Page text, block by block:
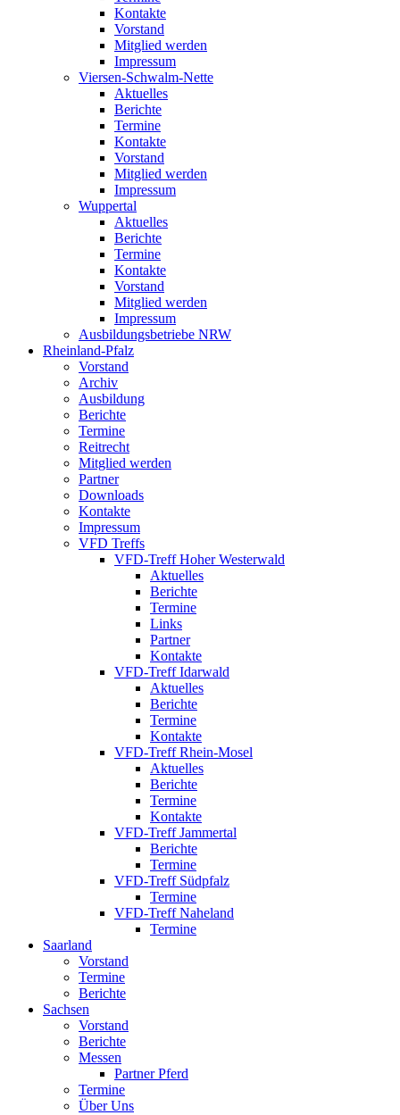
Kontakte
Vorstand
Mitglied werden
Impressum
Viersen-Schwalm-Nette
Aktuelles
Berichte
Termine
Kontakte
Vorstand
Mitglied werden
Impressum
Wuppertal
Aktuelles
Berichte
Termine
Kontakte
Vorstand
Mitglied werden
Impressum
Ausbildungsbetriebe NRW
Rheinland-Pfalz
Vorstand
Archiv
Ausbildung
Berichte
Termine
Reitrecht
Mitglied werden
Partner
Downloads
Kontakte
Impressum
VFD Treffs
VFD-Treff Hoher Westerwald
Aktuelles
Berichte
Termine
Links
Partner
Kontakte
VFD-Treff Idarwald
Aktuelles
Berichte
Termine
Kontakte
VFD-Treff Rhein-Mosel
Aktuelles
Berichte
Termine
Kontakte
VFD-Treff Jammertal
Berichte
Termine
VFD-Treff Südpfalz
Termine
VFD-Treff Naheland
Termine
Saarland
Vorstand
Termine
Berichte
Sachsen
Vorstand
Berichte
Messen
Partner Pferd
Termine
Über Uns